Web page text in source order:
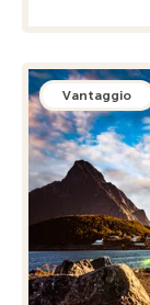
Vantaggio